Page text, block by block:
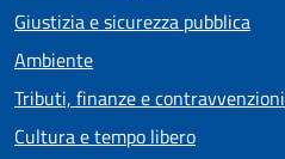
Giustizia e sicurezza pubblica
Ambiente
Tributi, finanze e contravvenzioni
Cultura e tempo libero